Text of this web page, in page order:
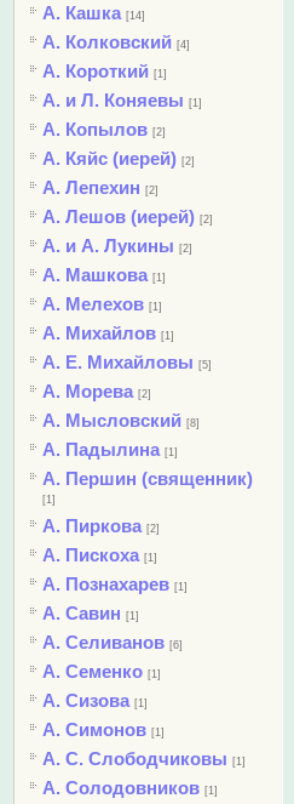
А. Кашка [14]
А. Колковский [4]
А. Короткий [1]
А. и Л. Коняевы [1]
А. Копылов [2]
А. Кяйс (иерей) [2]
А. Лепехин [2]
А. Лешов (иерей) [2]
А. и А. Лукины [2]
А. Машкова [1]
А. Мелехов [1]
А. Михайлов [1]
А. Е. Михайловы [5]
А. Морева [2]
А. Мысловский [8]
А. Падылина [1]
А. Першин (священник)
[1]
А. Пиркова [2]
А. Пискоха [1]
А. Познахарев [1]
А. Савин [1]
А. Селиванов [6]
А. Семенко [1]
А. Сизова [1]
А. Симонов [1]
А. С. Слободчиковы [1]
А. Солодовников [1]